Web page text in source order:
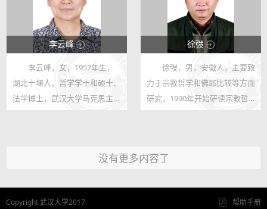
李云峰
17155
9
李云峰，女，1957年生，
湖北十堰人，哲学学士和硕士、
法学博士，武汉大学马克思主义
系列研究之二》《真实的〈资本
徐弢
30988
15
徐弢，男，安徽人，主要致
力于宗教哲学和佛耶比较等方面
研究，1990年开始研读宗教哲
华教授攻读基督教哲学史
没有更多内容了
Copyright 武汉大学2017 帮助手册